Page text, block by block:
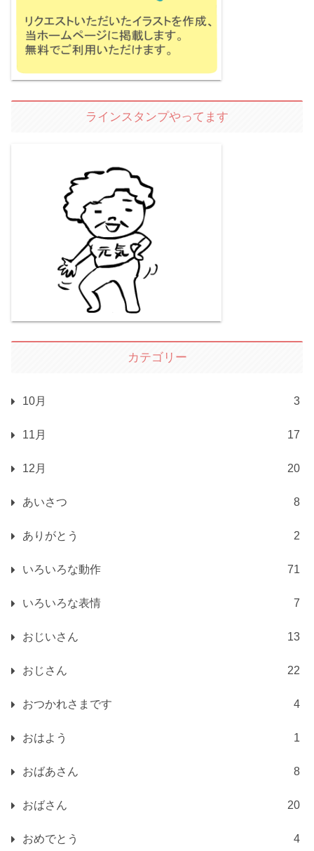
ラインスタンプやってます
カテゴリー
10月 3
11月 17
12月 20
あいさつ 8
ありがとう 2
いろいろな動作 71
いろいろな表情 7
おじいさん 13
おじさん 22
おつかれさまです 4
おはよう 1
おばあさん 8
おばさん 20
おめでとう 4